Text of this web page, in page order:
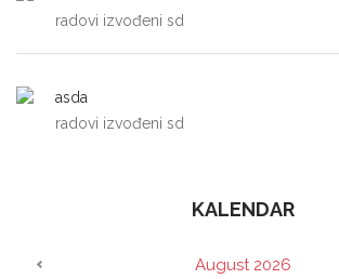
radovi izvođeni sd
asda
radovi izvođeni sd
KALENDAR
August 2026